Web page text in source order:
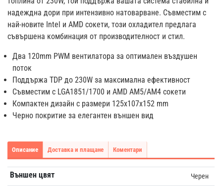
надеждна дори при интензивно натоварване. Съвместим с
най-новите Intel и AMD сокети, този охладител предлага
съвършена комбинация от производителност и стил.
Два 120mm PWM вентилатора за оптимален въздушен
поток
Поддържа TDP до 230W за максимална ефективност
Съвместим с LGA1851/1700 и AMD AM5/AM4 сокети
Компактен дизайн с размери 125x107x152 mm
Черно покритие за елегантен външен вид
Описание Доставка и плащане Коментари
Външен цвят Черен